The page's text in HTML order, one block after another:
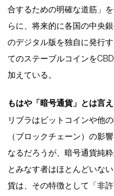
合するための明確な道筋」
らに、将来的に各国の中央
のデジタル版を独自に発行
てのステーブルコインを
加えている。
もはや「暗号通貨」とは言
リブラはビットコインや他
（ブロックチェーン）の影
なるだろうが、暗号通貨純
とみなす者はほとんどいな
貨は、その特徴として「非